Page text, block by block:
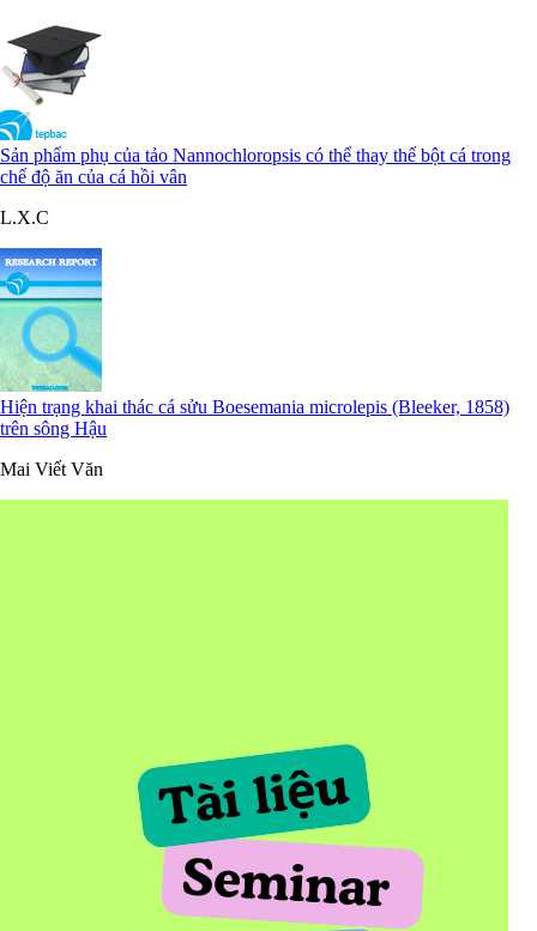
Sản phẩm phụ của tảo Nannochloropsis có thể thay thế bột cá trong
chế độ ăn của cá hồi vân
L.X.C
Hiện trạng khai thác cá sửu Boesemania microlepis (Bleeker, 1858)
trên sông Hậu
Mai Viết Văn